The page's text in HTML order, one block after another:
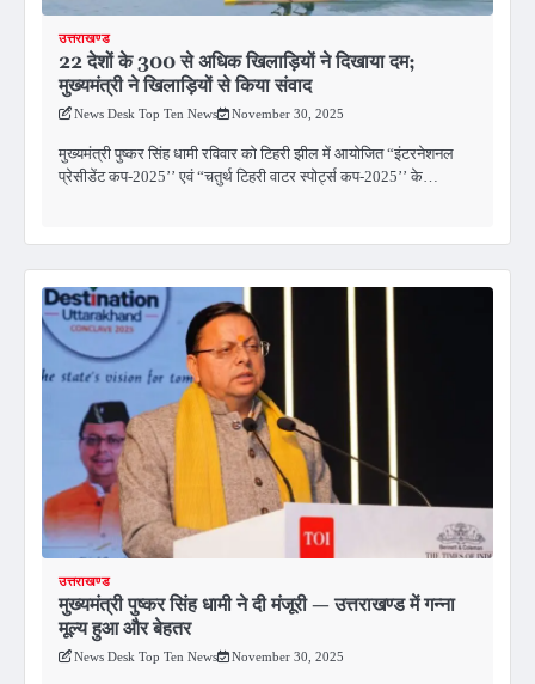
उत्तराखण्ड
22 देशों के 300 से अधिक खिलाड़ियों ने दिखाया दम;
मुख्यमंत्री ने खिलाड़ियों से किया संवाद
News Desk Top Ten News November 30, 2025
मुख्यमंत्री पुष्कर सिंह धामी रविवार को टिहरी झील में आयोजित “इंटरनेशनल
प्रेसीडेंट कप-2025’’ एवं “चतुर्थ टिहरी वाटर स्पोर्ट्स कप-2025’’ के…
उत्तराखण्ड
मुख्यमंत्री पुष्कर सिंह धामी ने दी मंजूरी — उत्तराखण्ड में गन्ना
मूल्य हुआ और बेहतर
News Desk Top Ten News November 30, 2025